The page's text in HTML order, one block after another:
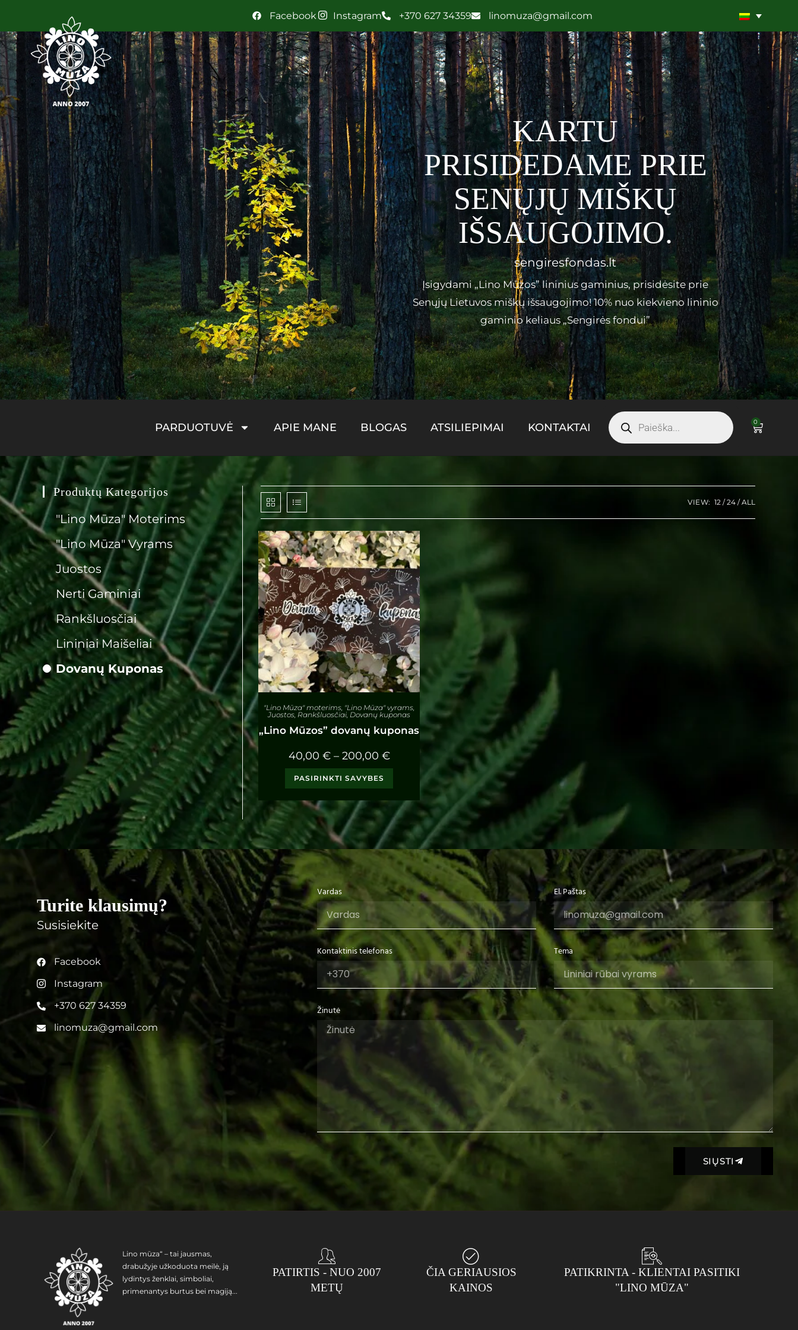
Facebook Instagram +370 627 34359 linomuza@gmail.com
KARTU
PRISIDEDAME PRIE
SENŲJŲ MIŠKŲ
IŠSAUGOJIMO.
sengiresfondas.lt
Įsigydami „Lino Mūzos” lininius gaminius, prisidėsite prie
Senųjų Lietuvos miškų išsaugojimo! 10% nuo kiekvieno lininio
gaminio keliaus „Sengirės fondui”
PARDUOTUVĖ APIE MANE BLOGAS ATSILIEPIMAI KONTAKTAI 0
VIEW: 12 24 ALL
"Lino Mūza" moterims "Lino Mūza" vyrams
Juostos Rankšluosčiai Dovanų kuponas
„Lino Mūzos” dovanų kuponas
40,00 € – 200,00 €
PASIRINKTI SAVYBES
Produktų Kategorijos
"Lino Mūza" Moterims
"Lino Mūza" Vyrams
Juostos
Nerti Gaminiai
Rankšluosčiai
Lininiai Maišeliai
Dovanų Kuponas
Turite klausimų?
Susisiekite
Facebook
Instagram
+370 627 34359
linomuza@gmail.com
Vardas El. Paštas
Kontaktinis telefonas Tema
Žinutė
SIŲSTI
Lino mūza“ – tai jausmas,
drabužyje užkoduota meilė, ją
lydintys ženklai, simboliai,
primenantys burtus bei magiją...
PATIRTIS - NUO 2007
METŲ
ČIA GERIAUSIOS
KAINOS
PATIKRINTA - KLIENTAI PASITIKI
"LINO MŪZA"